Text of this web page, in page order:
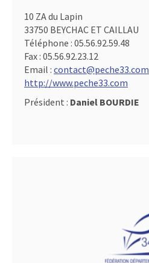
10 ZA du Lapin
33750 BEYCHAC ET CAILLAU
Téléphone : 05.56.92.59.48
Fax : 05.56.92.23.12
Email : contact@peche33.com
http://www.peche33.com
Président : Daniel BOURDIE